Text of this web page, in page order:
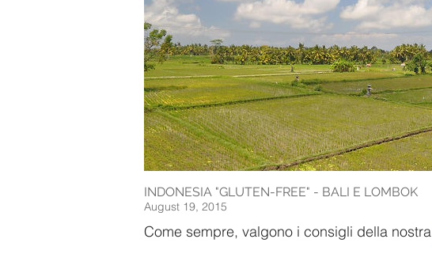
INDONESIA "GLUTEN-FREE" - BALI E LOMBOK
August 19, 2015
Come sempre, valgono i consigli della nostra